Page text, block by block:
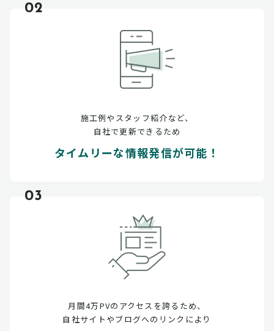
02
施工例やスタッフ紹介など、
自社で更新できるため
タイムリーな情報発信が可能！
03
月間4万PVのアクセスを誇るため、
自社サイトやブログへのリンクにより